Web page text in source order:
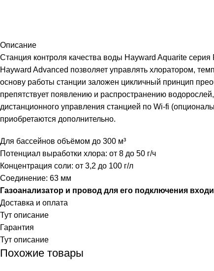
Описание
Станция контроля качества воды Hayward Aquarite
Hayward Advanced позволяет управлять хлоратором,
основу работы станции заложен цикличный принцип
препятствует появлению и распространению
дистанционного управления станцией по Wi-fi
приобретаются дополнительно.
Для бассейнов объёмом до 300 м³
Потенциал выработки хлора: от 8 до 50 г/ч
Концентрация соли: от 3,2 до 100 г/л
Соединение: 63 мм
Газоанализатор и провод для его подключения
Доставка и оплата
Тут описание
Гарантия
Тут описание
Похожие товары